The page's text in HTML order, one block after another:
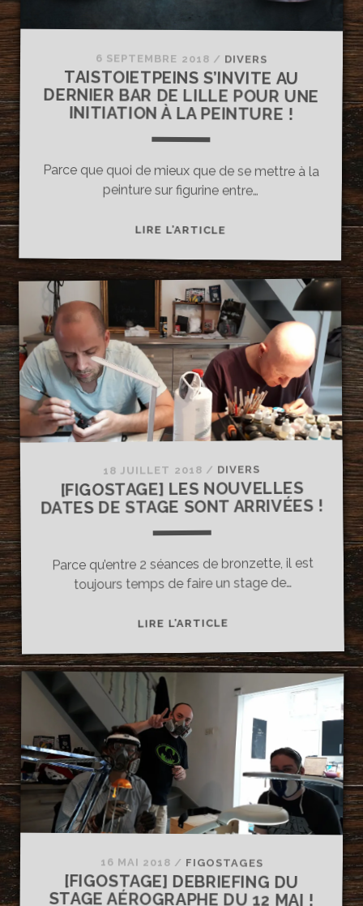
6 SEPTEMBRE 2018 / DIVERS
TAISTOIETPEINS S’INVITE AU
DERNIER BAR DE LILLE POUR UNE
INITIATION À LA PEINTURE !
Parce que quoi de mieux que de se mettre à la
peinture sur figurine entre…
LIRE L’ARTICLETAISTOIETPEINS
AU
DERNIER
BAR
DE
LILLE
POUR
UNE
INITIATION
À
LA
PEINTURE
!
18 JUILLET 2018 / DIVERS
[FIGOSTAGE] LES NOUVELLES
DATES DE STAGE SONT ARRIVÉES !
Parce qu’entre 2 séances de bronzette, il est
toujours temps de faire un stage de…
LIRE L’ARTICLE[FIGOSTAGE]
NOUVELLES
DE
STAGE
SONT
ARRIVÉES
16 MAI 2018 / FIGOSTAGES
[FIGOSTAGE] DEBRIEFING DU
STAGE AÉROGRAPHE DU 12 MAI !